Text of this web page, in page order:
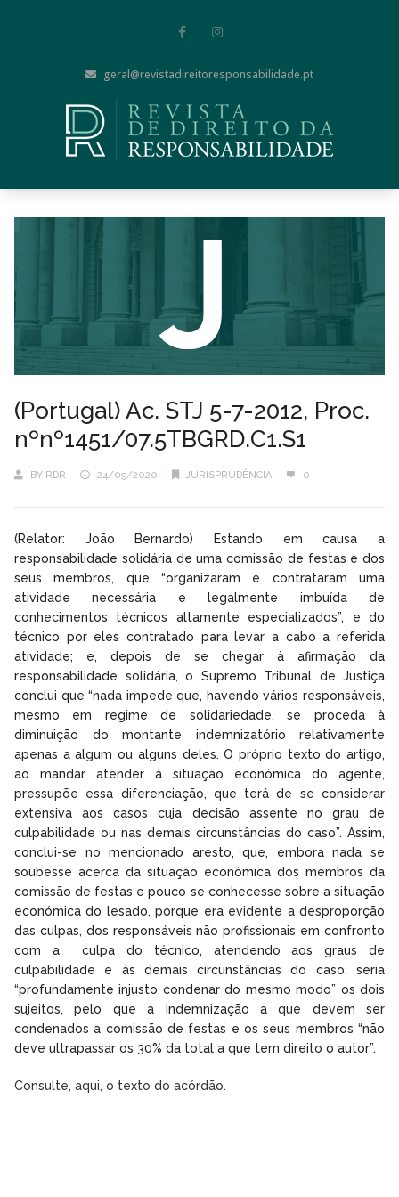
geral@revistadireitoresponsabilidade.pt
(Portugal) Ac. STJ 5-7-2012, Proc.
nºnº1451/07.5TBGRD.C1.S1
BY RDR 24/09/2020 JURISPRUDÊNCIA 0
(Relator: João Bernardo) Estando em causa a
responsabilidade solidária de uma comissão de festas e dos
seus membros, que “organizaram e contrataram uma
atividade necessária e legalmente imbuída de
conhecimentos técnicos altamente especializados”, e do
técnico por eles contratado para levar a cabo a referida
atividade; e, depois de se chegar à afirmação da
responsabilidade solidária, o Supremo Tribunal de Justiça
conclui que “nada impede que, havendo vários responsáveis,
mesmo em regime de solidariedade, se proceda à
diminuição do montante indemnizatório relativamente
apenas a algum ou alguns deles. O próprio texto do artigo,
ao mandar atender à situação económica do agente,
pressupõe essa diferenciação, que terá de se considerar
extensiva aos casos cuja decisão assente no grau de
culpabilidade ou nas demais circunstâncias do caso”. Assim,
conclui-se no mencionado aresto, que, embora nada se
soubesse acerca da situação económica dos membros da
comissão de festas e pouco se conhecesse sobre a situação
económica do lesado, porque era evidente a desproporção
das culpas, dos responsáveis não profissionais em confronto
com a culpa do técnico, atendendo aos graus de
culpabilidade e às demais circunstâncias do caso, seria
“profundamente injusto condenar do mesmo modo” os dois
sujeitos, pelo que a indemnização a que devem ser
condenados a comissão de festas e os seus membros “não
deve ultrapassar os 30% da total a que tem direito o autor”.
Consulte, aqui, o texto do acórdão.